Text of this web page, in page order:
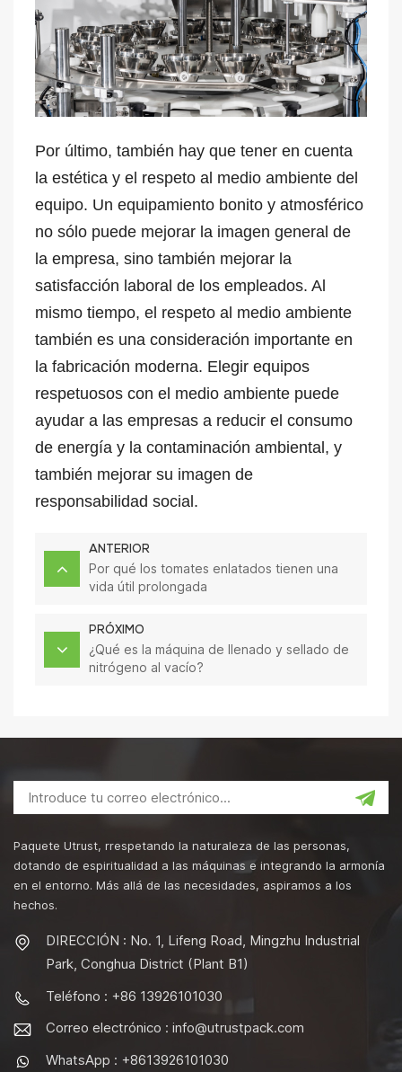
Por último, también hay que tener en cuenta
la estética y el respeto al medio ambiente del
equipo. Un equipamiento bonito y atmosférico
no sólo puede mejorar la imagen general de
la empresa, sino también mejorar la
satisfacción laboral de los empleados. Al
mismo tiempo, el respeto al medio ambiente
también es una consideración importante en
la fabricación moderna. Elegir equipos
respetuosos con el medio ambiente puede
ayudar a las empresas a reducir el consumo
de energía y la contaminación ambiental, y
también mejorar su imagen de
responsabilidad social.
ANTERIOR
Por qué los tomates enlatados tienen una
vida útil prolongada
PRÓXIMO
¿Qué es la máquina de llenado y sellado de
nitrógeno al vacío?
Paquete Utrust, rrespetando la naturaleza de las personas,
dotando de espiritualidad a las máquinas e integrando la armonía
en el entorno. Más allá de las necesidades, aspiramos a los
hechos.
DIRECCIÓN : No. 1, Lifeng Road, Mingzhu Industrial
Park, Conghua District (Plant B1)
Teléfono : +86 13926101030
Correo electrónico : info@utrustpack.com
WhatsApp : +8613926101030